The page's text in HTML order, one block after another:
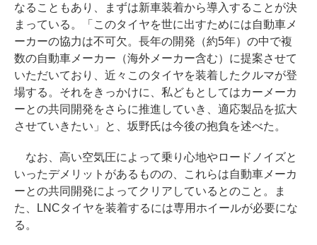
なることもあり、まずは新車装着から導入することが決
まっている。「このタイヤを世に出すためには自動車メ
ーカーの協力は不可欠。長年の開発（約5年）の中で複
数の自動車メーカー（海外メーカー含む）に提案させて
いただいており、近々このタイヤを装着したクルマが登
場する。それをきっかけに、私どもとしてはカーメーカ
ーとの共同開発をさらに推進していき、適応製品を拡大
させていきたい」と、坂野氏は今後の抱負を述べた。
なお、高い空気圧によって乗り心地やロードノイズと
いったデメリットがあるものの、これらは自動車メーカ
ーとの共同開発によってクリアしているとのこと。ま
た、LNCタイヤを装着するには専用ホイールが必要にな
る。